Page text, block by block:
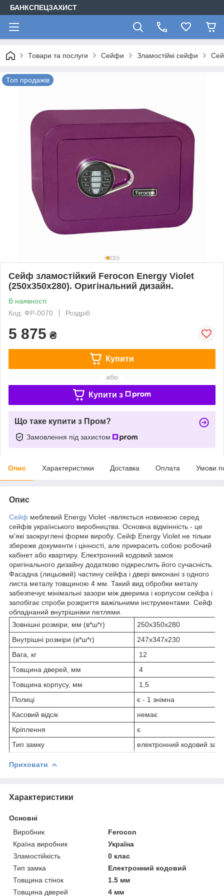
БАНКСПЕЦЗАХИСТ
Товари та послуги Сейфи Зламостійкі сейфи
Топ продажів
Сейф зламостійкий Ferocon Energy Violet
(250х350х280). Оригінальний дизайн.
В наявності
Код: ФР-0070
Роздріб
5 875 ₴
Купити
або
Купити з
Що таке купити з Пром?
Замовлення під захистом
Опис Характеристики Доставка Оплата Умови
Опис
Сейф меблевий Energy Violet -являється новинкою серед
сейфів українського виробництва. Основна відмінність - це
м'які заокруглені форми виробу. Сейф Energy Violet не тільки
збереже документи і цінності, але прикрасить собою робочий
кабінет або квартиру. Електронний кодовий замок
оригінального дизайну додатково підкреслить його сучасність.
Фасадна (лицьовий) частину сейфа і двері виконані з одного
листа металу товщиною 4 мм. Такий вид обробки металу
забезпечує мінімальні зазори між дверима і корпусом сейфа і
запобігає спроби розкриття важільними інструментами. Сейф
обладнаний внутрішніми петлями.
Зовнішні розміри, мм (в*ш*г)
250х350х280
Внутрішні розміри (в*ш*г)
247х347х230
Вага, кг
12
Товщина дверей, мм
4
Товщина корпусу, мм
1,5
Полиці
є - 1 знімна
Касовий відсік
немає
Кріплення
є
Тип замку
електронний кодовий
Приховати
Характеристики
Основні
Виробник
Ferocon
Країна виробник
Україна
Зламостійкість
0 клас
Тип замка
Електронний кодовий
Товщина стінок
1.5 мм
Товщина дверей
4 мм